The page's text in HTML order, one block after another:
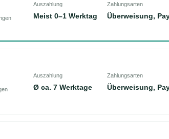
Auszahlung
Meist 0–1 Werktag
Zahlungsarten
Überweisung,
Auszahlung
Ø ca. 7 Werktage
Zahlungsarten
Überweisung,